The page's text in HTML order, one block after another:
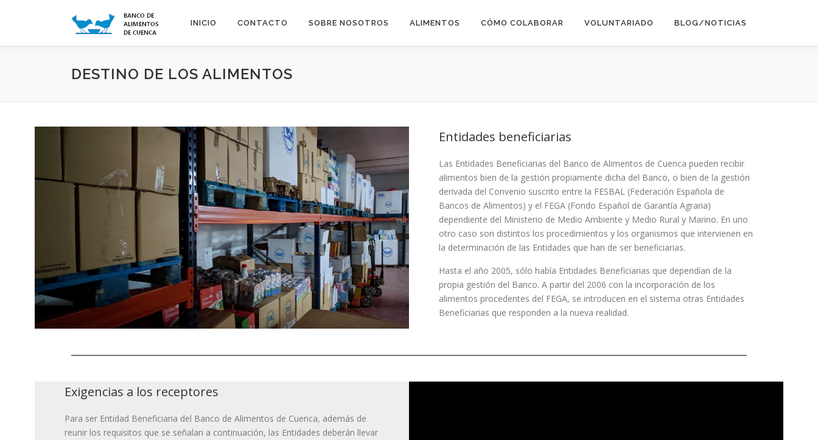
INICIO CONTACTO SOBRE NOSOTROS ALIMENTOS CÓMO COLABORAR VOLUNTARIADO BLOG/NOTICIAS
DESTINO DE LOS ALIMENTOS
Entidades beneficiarias
Las Entidades Beneficiarias del Banco de Alimentos de Cuenca pueden recibir
alimentos bien de la gestión propiamente dicha del Banco, o bien de la gestión
derivada del Convenio suscrito entre la FESBAL (Federación Española de
Bancos de Alimentos) y el FEGA (Fondo Español de Garantía Agraria)
dependiente del Ministerio de Medio Ambiente y Medio Rural y Marino. En uno
otro caso son distintos los procedimientos y los organismos que intervienen en
la determinación de las Entidades que han de ser beneficiarias.
Hasta el año 2005, sólo había Entidades Beneficiarias que dependían de la
propia gestión del Banco. A partir del 2006 con la incorporación de los
alimentos procedentes del FEGA, se introducen en el sistema otras Entidades
Beneficiarias que responden a la nueva realidad.
Exigencias a los receptores
Para ser Entidad Beneficiaria del Banco de Alimentos de Cuenca, además de
reunir los requisitos que se señalan a continuación, las Entidades deberán llevar